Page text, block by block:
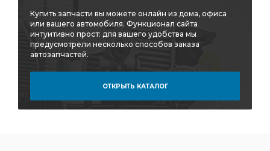
Трубка топливная дренажная топливная дренажная
высокого давления АГАТ ЧЗСА
Прокладка патрубка Камоцци D2521
Полушайба упорного подшипника
Полушайба упорного подшипника коленчатого
Купить запчасти вы можете онлайн из дома, офиса
или вашего автомобиля. Функционал сайта
интуитивно прост: для вашего удобства мы
предусмотрели несколько способов заказа
автозапчастей.
ОТКРЫТЬ КАТАЛОГ